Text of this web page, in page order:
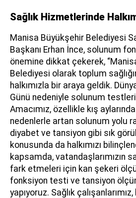
Sağlık Hizmetlerinde
Manisa Büyükşehir Belediyesi
Başkanı Erhan İnce, solunum
önemine dikkat çekerek,
Belediyesi olarak toplum
halkımızla bir araya geldik.
Günü nedeniyle solunum
Amacımız, özellikle kış
nedenlerle artan solunum yolu
diyabet ve tansiyon gibi sık
konusunda da halkımızı
kapsamda, vatandaşlarımızın
fark etmeleri için kan şekeri
fonksiyon testi ve tansiyon
yapıyoruz. Sağlık